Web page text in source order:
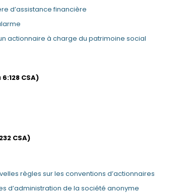
d’assistance financière
actionnaire à charge du patrimoine social
CSA)
CSA)
règles sur les conventions d’actionnaires
d’administration de la société anonyme